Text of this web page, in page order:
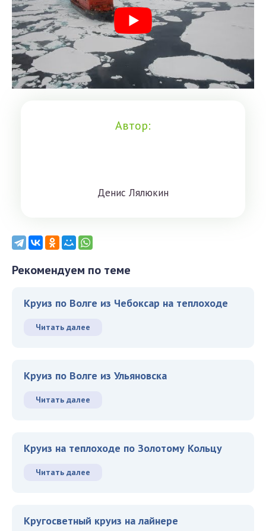
Автор:
Дeниc Лялюкин
Рекомендуем по теме
Круиз по Волге из Чебоксар на теплоходе
Читать далее
Круиз по Волге из Ульяновска
Читать далее
Круиз на теплоходе по Золотому Кольцу
Читать далее
Кругосветный круиз на лайнере